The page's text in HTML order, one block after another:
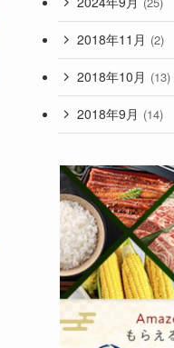
2018年11月 (2)
2018年10月 (13)
2018年9月 (14)